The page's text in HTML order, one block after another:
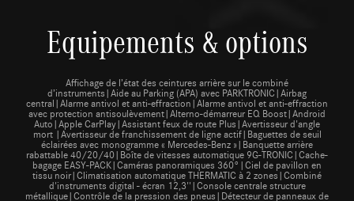
Equipements & options
Affichage de l’état des ceintures arrière sur le combiné
d’instruments|Aide au Parking (APA) avec PARKTRONIC|Airbag
central|Alarme antivol et anti-effraction|Alarme antivol et anti-effraction
avec protection antisoulèvement|Alterno-démarreur EQ Boost|Android
Auto|Apple CarPlay|Assistant feux de route Plus|Avertisseur d'angle
mort |Avertisseur de franchissement de ligne actif|Baguettes de seuil
éclairées avec monogramme « Mercedes-Benz »|Banquette arrière
rabattable 40/20/40|Boîte de vitesses automatique 9G-TRONIC|Cache-
bagage EASY-PACK|Caméras panoramiques 360°|Ciel de pavillon en
tissu noir|Climatisation automatique THERMATIC à 2 zones|Combiné
d'instruments digital - écran 12,3''|Console centrale structure
métallique|Contrôle de la pression des pneus|Détecteur de panneaux de